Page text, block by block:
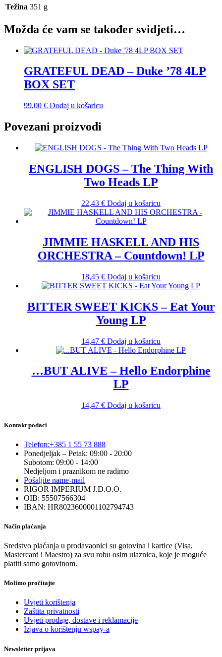
Težina 351 g
Možda će vam se također svidjeti…
GRATEFUL DEAD – Duke ’78 4LP
BOX SET
99,00 € Dodaj u košaricu
Povezani proizvodi
ENGLISH DOGS – The Thing With
Two Heads LP
22,43 € Dodaj u košaricu
JIMMIE HASKELL AND HIS
ORCHESTRA – Countdown! LP
18,45 € Dodaj u košaricu
BITTER SWEET KICKS – Eat Your
Young LP
14,47 € Dodaj u košaricu
…BUT ALIVE – Hello Endorphine
LP
14,47 € Dodaj u košaricu
Kontakt podaci
Telefon:+385 1 55 73 888
Ponedjeljak – Petak: 09:00 - 20:00
Subotom: 09:00 - 14:00
Nedjeljom i praznikom ne radimo
Pošaljite name-mail
RIGOR IMPERIUM J.D.O.O.
OIB: 55507566304
IBAN: HR8023600001102794743
Način plaćanja
Sredstvo plaćanja u prodavaonici su gotovina i kartice (Visa,
Mastercard i Maestro) za svu robu osim ulaznica, koje je moguće
platiti samo gotovinom.
Molimo pročitajte
Uvjeti korištenja
Zaštita privatnosti
Uvjeti prodaje, dostave i reklamacije
Izjava o korištenju wspay-a
Newsletter prijava